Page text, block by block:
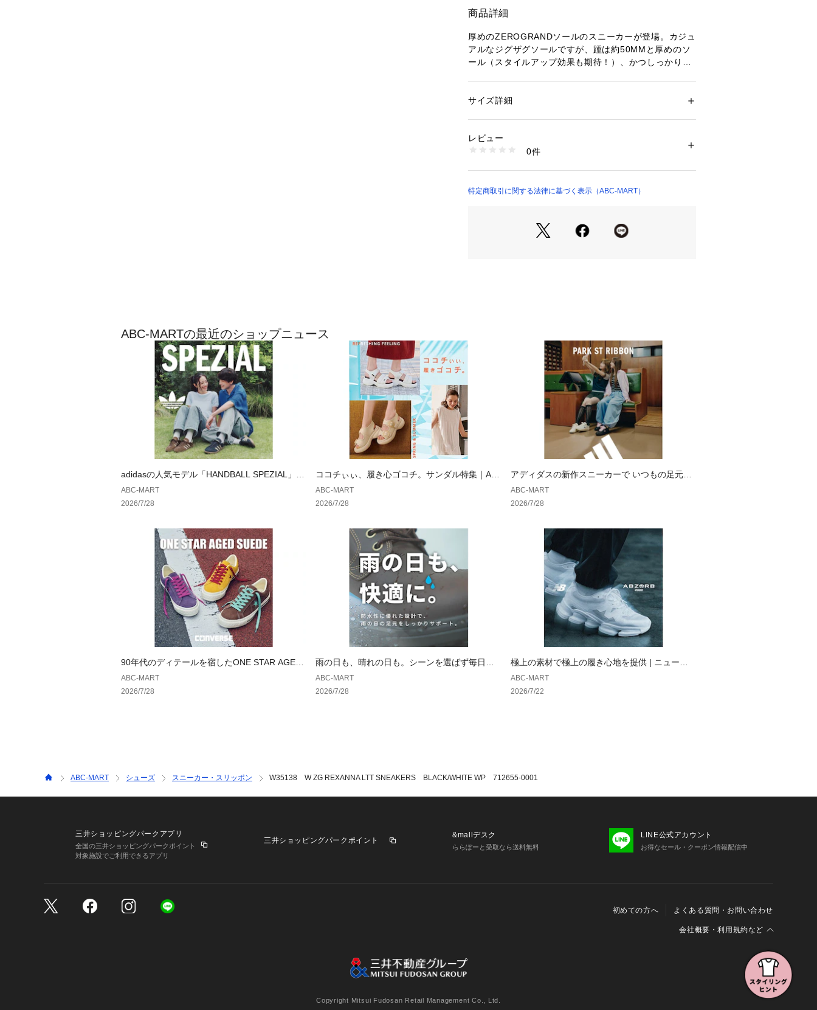
商品詳細
厚めのZEROGRANDソールのスニーカーが登場。カジュ
アルなジグザグソールですが、踵は約50MMと厚めのソ
ール（スタイルアップ効果も期待！）、かつしっかりと
WP仕様で雨の日も安心してお履きいただけます。
性・柔軟性も追加。
い。)
※天然皮革を使用しているため、多少の色ムラや生産過
程で生じる傷が多少ある場合がございますので、予めご
性別：レディース
洗濯：-
※詳しい洗濯方法については、商品の品質表示タグをご覧くださ
商品番号：1010000064289 （モール）
サイズ詳細
レビュー
0件
特定商取引に関する法律に基づく表示（ABC-MART）
ABC-MARTの最近のショップニュース
adidasの人気モデル「HANDBALL SPEZIAL」が
夏仕様へ
ABC-MART
2026/7/28
ココチぃぃ、履き心ゴコチ。サンダル特集｜AB
CSELECT
ABC-MART
2026/7/28
アディダスの新作スニーカーで いつもの足元、
もっと可愛くアップデート
ABC-MART
2026/7/28
90年代のディテールを宿したONE STAR AGED
SUEDE ｜ コンバース
ABC-MART
2026/7/28
雨の日も、晴れの日も。シーンを選ばず毎日履
ける一足。｜ ホーキンス
ABC-MART
2026/7/28
極上の素材で極上の履き心地を提供 | ニューバ
ランス
ABC-MART
2026/7/22
ABC-MART シューズ スニーカー・スリッポン W35138 W ZG REXANNA LTT SNEAKERS BLACK/WHITE WP 712655-0001
三井ショッピングパークアプリ
全国の三井ショッピングパークポイント
対象施設でご利用できるアプリ
三井ショッピングパークポイント
&mallデスク
ららぽーと受取なら送料無料
LINE公式アカウント
お得なセール・クーポン情報配信中
初めての方へ よくある質問・お問い合わせ
会社概要・利用規約など
特定商取引に関する法律に基づく表示
個人情報保護方針 個人情報の取り扱いについて
Cookieおよびアクセスログについて
三井不動産グループ ソーシャルメディアガイドライン
Copyright Mitsui Fudosan Retail Management Co., Ltd.